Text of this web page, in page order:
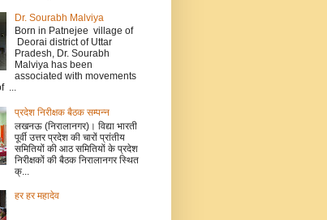
Dr. Sourabh Malviya
Born in Patnejee village of
Deorai district of Uttar
Pradesh, Dr. Sourabh
Malviya has been
associated with movements
...
प्रदेश निरीक्षक बैठक सम्पन्न
लखनऊ (निरालानगर)। विद्या भारती
पूर्वी उत्तर प्रदेश की चारों प्रांतीय
समितियों की आठ समितियों के प्रदेश
निरीक्षकों की बैठक निरालानगर स्थित
क्...
हर हर महादेव